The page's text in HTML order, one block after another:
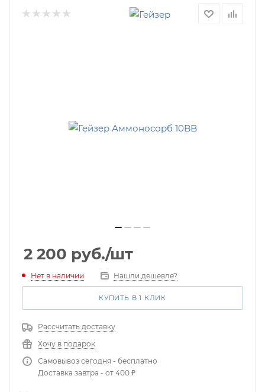
2 200 руб./шт
Нет в наличии Нашли дешевле?
КУПИТЬ В 1 КЛИК
Рассчитать доставку
Хочу в подарок
Самовывоз сегодня - бесплатно
Доставка завтра - от 400 ₽